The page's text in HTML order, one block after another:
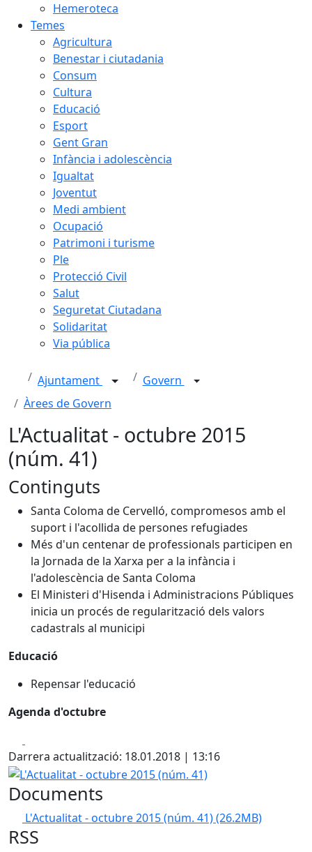
Hemeroteca
Temes
Agricultura
Benestar i ciutadania
Consum
Cultura
Educació
Esport
Gent Gran
Infància i adolescència
Igualtat
Joventut
Medi ambient
Ocupació
Patrimoni i turisme
Ple
Protecció Civil
Salut
Seguretat Ciutadana
Solidaritat
Via pública
Ajuntament
Govern
Àrees de Govern
L'Actualitat - octubre 2015
(núm. 41)
Continguts
Santa Coloma de Cervelló, compromesos amb el
suport i l'acollida de persones refugiades
Més d'un centenar de professionals participen en
la Jornada de la Xarxa per a la infància i
l'adolescència de Santa Coloma
El Ministeri d'Hisenda i Administracions Públiques
inicia un procés de regularització dels valors
cadastrals al municipi
Educació
Repensar l'educació
Agenda d'octubre
Darrera actualització: 18.01.2018 | 13:16
L'Actualitat - octubre 2015 (núm. 41)
Documents
L'Actualitat - octubre 2015 (núm. 41)(26.2MB)
RSS